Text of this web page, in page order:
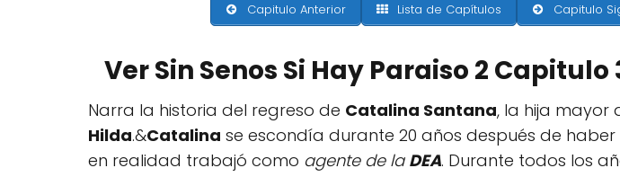
Capitulo Anterior Lista de Capítulos Capitulo
Ver Sin Senos Si Hay Paraiso 2
Narra la historia del regreso de Catalina Santana, la hija mayor
Hilda.&Catalina se escondía durante 20 años después de
en realidad trabajó como agente de la DEA. Durante todos los